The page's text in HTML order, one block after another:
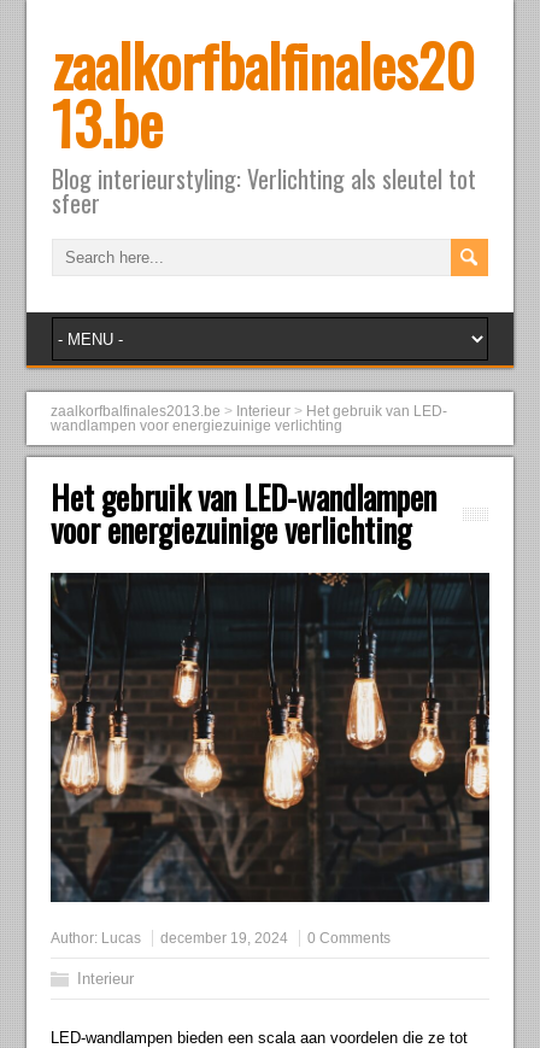
zaalkorfbalfinales20
13.be
Blog interieurstyling: Verlichting als sleutel tot
sfeer
zaalkorfbalfinales2013.be > Interieur > Het gebruik van LED-
wandlampen voor energiezuinige verlichting
Het gebruik van LED-wandlampen
voor energiezuinige verlichting
Author: Lucas december 19, 2024 0 Comments
Interieur
LED-wandlampen bieden een scala aan voordelen die ze tot